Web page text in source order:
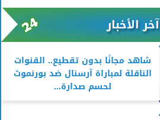
آخر الأخبار
شاهد مجانًا بدون تقطيع.. القنوات
الناقلة لمباراة آرسنال ضد بورنموث
لحسم صدارة...